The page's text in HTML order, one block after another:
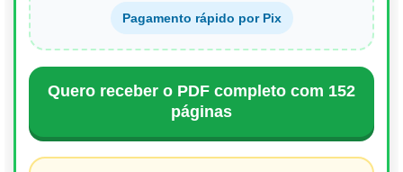
Pagamento rápido por Pix
Quero receber o PDF completo com 152
páginas